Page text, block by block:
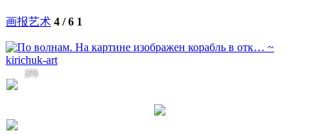
画报艺术 4 / 6 1
273